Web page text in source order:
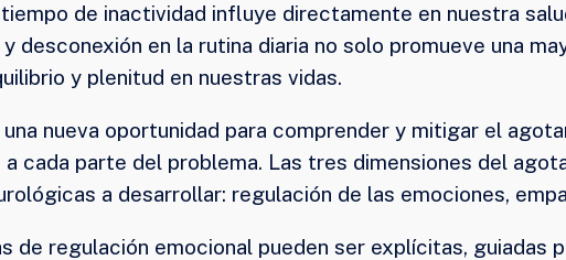
de inactividad influye directamente en nuestra
desconexión en la rutina diaria no solo promueve una
y plenitud en nuestras vidas.
nueva oportunidad para comprender y mitigar el
cada parte del problema. Las tres dimensiones del
a desarrollar: regulación de las emociones,
de regulación emocional pueden ser explícitas, guiadas